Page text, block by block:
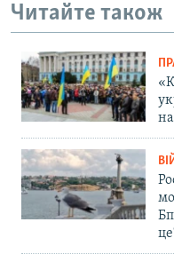
Читайте також